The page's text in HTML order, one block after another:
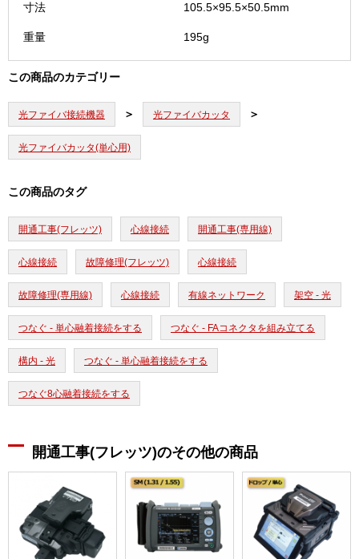
寸法 105.5×95.5×50.5mm
重量 195g
この商品のカテゴリー
光ファイバ接続機器 光ファイバカッタ
光ファイバカッタ(単心用)
この商品のタグ
開通工事(フレッツ) 心線接続 開通工事(専用線)
心線接続 故障修理(フレッツ) 心線接続
故障修理(専用線) 心線接続 有線ネットワーク 架空 - 光
つなぐ - 単心融着接続をする つなぐ - FAコネクタを組み立てる
構内 - 光 つなぐ - 単心融着接続をする
つなぐ8心融着接続をする
開通工事(フレッツ)のその他の商品